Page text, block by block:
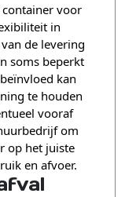
container voor
in
de levering
soms beperkt
kan
te houden
vooraf
om
op het juiste
en afvoer.